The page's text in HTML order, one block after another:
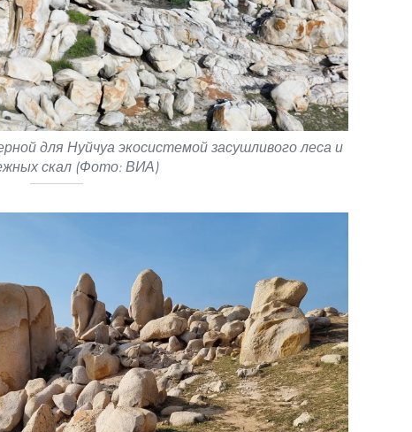
для Нуйчуа экосистемой засушливого леса и
скал (Фото: ВИА)